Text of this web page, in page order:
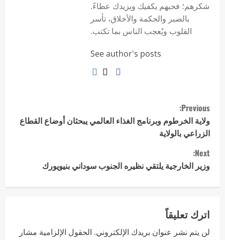
شكرهم؛ فحبهم يكفيك ويزيدك عطاءً.
بالصبر والحكمة والأخلاق، تأسر
القلوب ويُعجب الناس بما تكتب.
See author's posts
Previous:
ولاية الخرطوم وبرنامج الغذاء العالمي يبحثان أوضاع القطاع
الزراعي بالولاية
Next:
وزير الخارجية يلتقي نظيره الجنوب سوداني بنيويورك
اترك تعليقاً
لن يتم نشر عنوان بريدك الإلكتروني. الحقول الإلزامية مشار